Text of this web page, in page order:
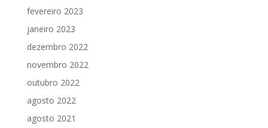
fevereiro 2023
janeiro 2023
dezembro 2022
novembro 2022
outubro 2022
agosto 2022
agosto 2021